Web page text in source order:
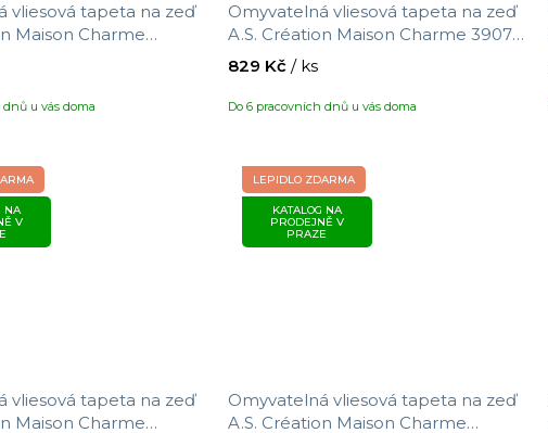
vliesová tapeta na zeď
Maison Charme
ptáčci/květiny,
x 0,53 m
u vás doma
Omyvatelná vliesová tapeta na zeď
A.S. Création Maison Charme 390761
s motivem proužků, velikost 10,05 x
Do 6 pracovních dnů u vás doma
829 Kč / ks
NA
V
vliesová tapeta na zeď
Maison Charme
LEPIDLO ZDARMA
KATALOG NA
PRODEJNĚ V
PRAZE
Omyvatelná vliesová tapeta na zeď
A.S. Création Maison Charme